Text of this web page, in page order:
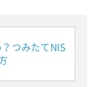
つみたてNIS